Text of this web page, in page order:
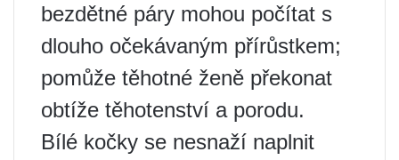
bezdětné páry mohou počítat s
dlouho očekávaným přírůstkem;
pomůže těhotné ženě překonat
obtíže těhotenství a porodu.
Bílé kočky se nesnaží naplnit